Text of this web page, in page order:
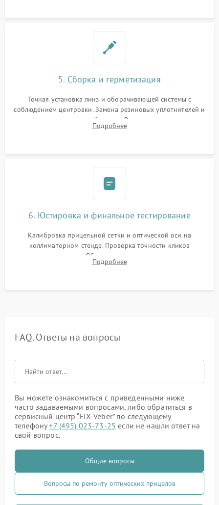
5. Сборка и герметизация
Точная установка линз и оборачивающей системы с
соблюдением центровки. Замена резиновых уплотнителей и
нанесение влагозащитной смазки. Вакуумирование корпуса
и заполнение его осушенным азотом или аргоном для
Подробнее
6. Юстировка и финальное тестирование
Калибровка прицельной сетки и оптической оси на
коллиматорном стенде. Проверка точности кликов
механизма поправок. Обязательное испытание прицела на
ударном стенде для проверки устойчивости к отдаче и
Подробнее
FAQ. Ответы на вопросы
Вы можете ознакомиться с приведенными ниже
часто задаваемыми вопросами, либо обратиться в
сервисный центр “FIX-Veber” по следующему
телефону+7 (495) 023-73-25 если не нашли ответ на
свой вопрос.
Общие вопросы
Вопросы по ремонту оптических прицелов